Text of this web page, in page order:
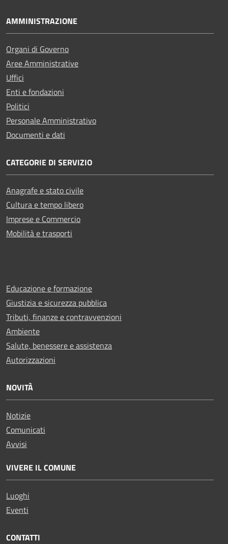
AMMINISTRAZIONE
Organi di Governo
Aree Amministrative
Uffici
Enti e fondazioni
Politici
Personale Amministrativo
Documenti e dati
CATEGORIE DI SERVIZIO
Anagrafe e stato civile
Cultura e tempo libero
Imprese e Commercio
Mobilità e trasporti
Educazione e formazione
Giustizia e sicurezza pubblica
Tributi, finanze e contravvenzioni
Ambiente
Salute, benessere e assistenza
Autorizzazioni
NOVITÀ
Notizie
Comunicati
Avvisi
VIVERE IL COMUNE
Luoghi
Eventi
CONTATTI